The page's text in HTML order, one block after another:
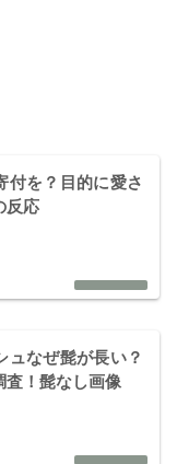
付を？目的に愛さ
反応
ュなぜ髭が長い？
査！髭なし画像